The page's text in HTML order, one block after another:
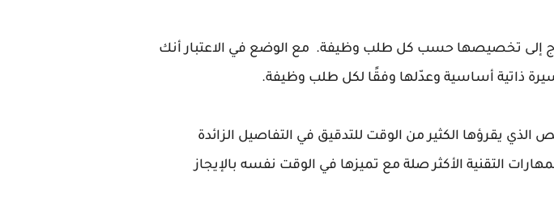
إلى تخصيصها حسب كل طلب وظيفة. مع الوضع في الاعتبار أنك
ذاتية أساسية وعدّلها وفقًا لكل طلب وظيفة.
يقرؤها الكثير من الوقت للتدقيق في التفاصيل الزائدة
التقنية الأكثر صلة مع تميزها في الوقت نفسه بالإيجاز